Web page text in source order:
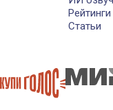
Рейтинги
Статьи